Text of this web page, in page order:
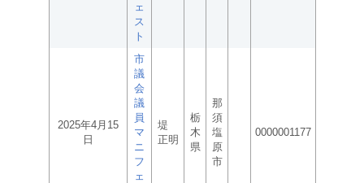
ェ
ス
ト
2025年4月15
日
市
議
会
議
員
マ
ニ
フ
ェ
堤
正明
栃
木
県
那
須
塩
原
市
0000001177